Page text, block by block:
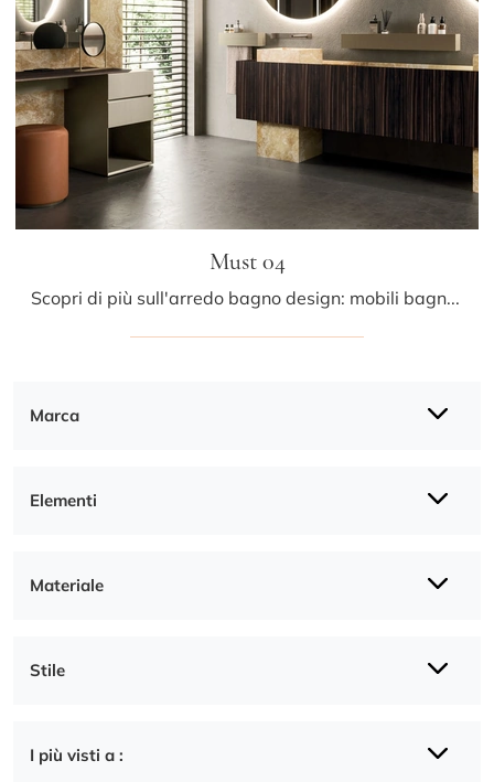
Marca
Elementi
Materiale
Stile
I più visti a :
Must 04
Scopri di più sull'arredo bagno design: mobili bagno a terra in legno come il modello Must 04 di Arrital ti aspettano.